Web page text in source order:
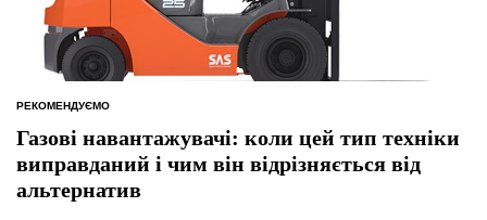
ОПУБЛІКУВАТИ
РЕКОМЕНДУЄМО
Газові навантажувачі: коли цей тип техніки
виправданий і чим він відрізняється від
альтернатив